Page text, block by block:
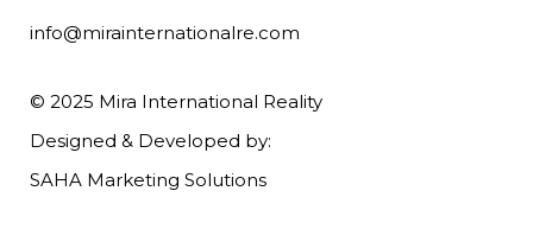
info@mirainternationalre.com
© 2025 Mira International Reality
Designed & Developed by:
SAHA Marketing Solutions